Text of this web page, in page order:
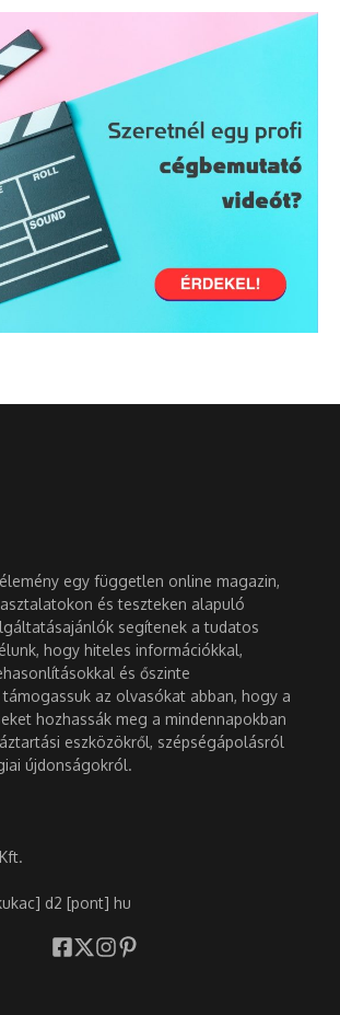
egy független online magazin,
és teszteken alapuló
segítenek a tudatos
hogy hiteles információkkal,
és őszinte
az olvasókat abban, hogy a
hozhassák meg a mindennapokban
eszközökről, szépségápolásról
újdonságokról.
d2 [pont] hu